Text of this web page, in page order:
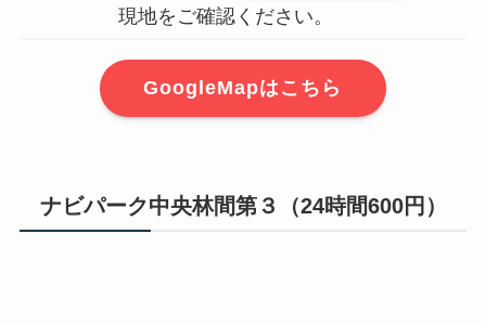
現地をご確認ください。
GoogleMapはこちら
ナビパーク中央林間第３（24時間600円）